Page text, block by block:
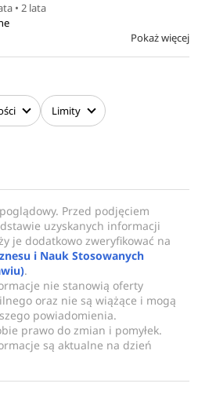
• 2 lata
Pokaż więcej
Limity
Przed podjęciem
uzyskanych informacji
je dodatkowo zweryfikować na
i Nauk Stosowanych
.
nie stanowią oferty
oraz nie są wiążące i mogą
powiadomienia.
prawo do zmian i pomyłek.
są aktualne na dzień